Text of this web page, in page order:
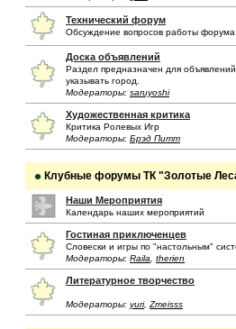
Технический форум
Обсуждение вопросов работы форума
Доска объявлений
Раздел предназначен для
указывать город.
Модераторы: saruyoshi
Художественная критика
Критика Ролевых Игр
Модераторы: Брэд Питт
Клубные форумы ТК "Золотые
Наши Мероприятия
Календарь наших мероприятий
Гостиная приключенцев
Словески и игры по "настольным"
Модераторы: Raila therien
Литературное творчество
Модераторы: yuri, Zmeisss